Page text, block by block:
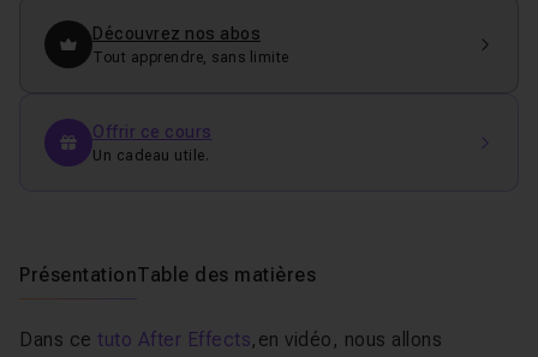
Découvrez nos abos
Tout apprendre, sans limite
Offrir ce cours
Un cadeau utile.
PrésentationTable des matières
Dans ce tuto After Effects,en vidéo, nous allons